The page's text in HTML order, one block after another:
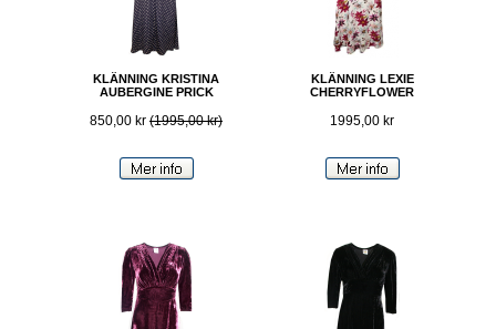
KLÄNNING KRISTINA
AUBERGINE PRICK
850,00 kr (1995,00 kr)
KLÄNNING LEXIE
CHERRYFLOWER
1995,00 kr